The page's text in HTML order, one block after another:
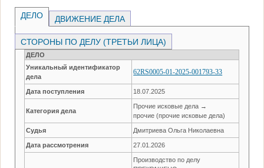
ДЕЛО ДВИЖЕНИЕ ДЕЛА
СТОРОНЫ ПО ДЕЛУ (ТРЕТЬИ ЛИЦА)
ДЕЛО
Уникальный идентификатор
дела
62RS0005-01-2025-001793-33
Дата поступления 18.07.2025
Категория дела
Прочие исковые дела →
прочие (прочие исковые дела)
Судья Дмитриева Ольга Николаевна
Дата рассмотрения 27.01.2026
Производство по делу